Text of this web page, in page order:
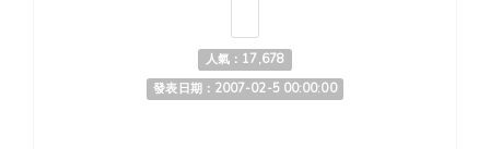
人氣：17,678
發表日期：2007-02-5 00:00:00